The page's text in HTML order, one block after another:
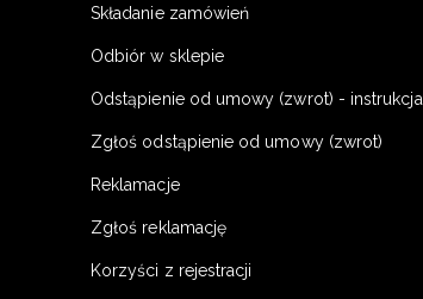
Składanie zamówień
Odbiór w sklepie
Odstąpienie od umowy (zwrot) - instrukcja
Zgłoś odstąpienie od umowy (zwrot)
Reklamacje
Zgłoś reklamację
Korzyści z rejestracji